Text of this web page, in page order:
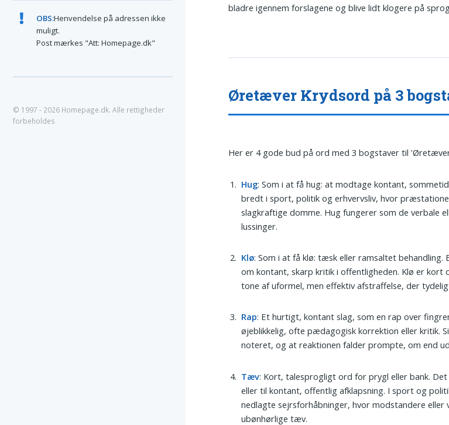
bladre igennem forslagene og blive lidt klogere på
Øretæver Krydsord på 3
Her er 4 gode bud på ord med 3 bogstaver til
Hug: Som i at få hug: at modtage kontant,
bredt i sport, politik og erhvervsliv, hvor
slagkraftige domme. Hug fungerer som de verbale
lussinger.
Klø: Som i at få klø: tæsk eller ramsaltet behandling.
om kontant, skarp kritik i offentligheden. Klø er
tone af uformel, men effektiv afstraffelse, der
Rap: Et hurtigt, kontant slag, som en rap over
øjeblikkelig, ofte pædagogisk korrektion eller kritik.
noteret, og at reaktionen falder prompte, om end
Tæv: Kort, talesprogligt ord for prygl eller bank.
eller til kontant, offentlig afklapsning. I sport og
nedlagte sejrsforhåbninger, hvor modstandere
ubønhørlige tæv.
OBS:Henvendelse på adressen ikke
muligt.
Post mærkes "Att: Homepage.dk"
© 1997 - 2026 Homepage.dk. Alle rettigheder
forbeholdes